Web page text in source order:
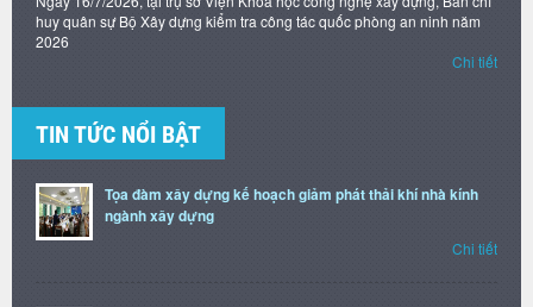
huy quân sự Bộ Xây dựng kiểm tra công tác quốc phòng an ninh năm
2026
Chi tiết
TIN TỨC NỔI BẬT
Tọa đàm xây dựng kế hoạch giảm phát thải khí nhà kính
ngành xây dựng
Chi tiết